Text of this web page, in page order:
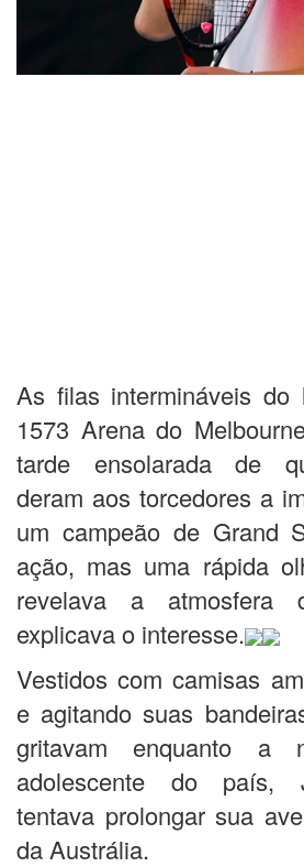
As filas intermináveis
1573 Arena do
tarde ensolarada de
deram aos torcedores a
um campeão de Grand
ação, mas uma rápida
revelava a atmosfera
explicava o interesse.
Vestidos com camisas
e agitando suas
gritavam enquanto a
adolescente do país,
tentava prolongar sua
da Austrália.